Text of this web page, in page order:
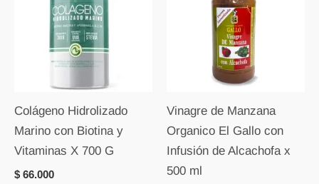
Colágeno Hidrolizado
Marino con Biotina y
Vitaminas X 700 G
$ 66.000
Vinagre de Manzana
Organico El Gallo con
Infusión de Alcachofa x
500 ml